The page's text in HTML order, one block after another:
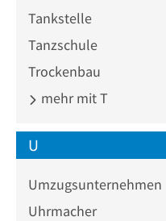
Tankstelle
Tanzschule
Trockenbau
mehr mit T
U
Umzugsunternehmen
Uhrmacher